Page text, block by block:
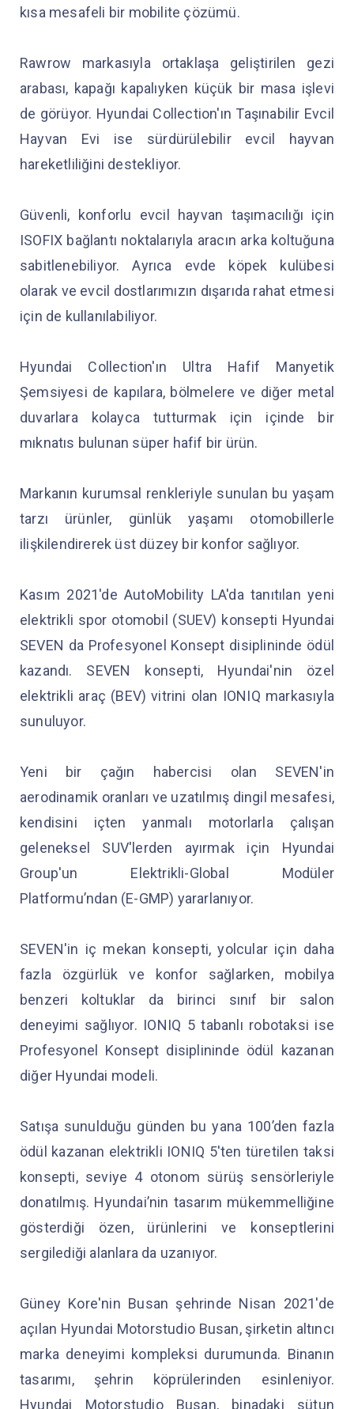
kısa mesafeli bir mobilite çözümü.
Rawrow markasıyla ortaklaşa geliştirilen gezi
arabası, kapağı kapalıyken küçük bir masa işlevi
de görüyor. Hyundai Collection'ın Taşınabilir Evcil
Hayvan Evi ise sürdürülebilir evcil hayvan
hareketliliğini destekliyor.
Güvenli, konforlu evcil hayvan taşımacılığı için
ISOFIX bağlantı noktalarıyla aracın arka koltuğuna
sabitlenebiliyor. Ayrıca evde köpek kulübesi
olarak ve evcil dostlarımızın dışarıda rahat etmesi
için de kullanılabiliyor.
Hyundai Collection'ın Ultra Hafif Manyetik
Şemsiyesi de kapılara, bölmelere ve diğer metal
duvarlara kolayca tutturmak için içinde bir
mıknatıs bulunan süper hafif bir ürün.
Markanın kurumsal renkleriyle sunulan bu yaşam
tarzı ürünler, günlük yaşamı otomobillerle
ilişkilendirerek üst düzey bir konfor sağlıyor.
Kasım 2021'de AutoMobility LA'da tanıtılan yeni
elektrikli spor otomobil (SUEV) konsepti Hyundai
SEVEN da Profesyonel Konsept disiplininde ödül
kazandı. SEVEN konsepti, Hyundai'nin özel
elektrikli araç (BEV) vitrini olan IONIQ markasıyla
sunuluyor.
Yeni bir çağın habercisi olan SEVEN'in
aerodinamik oranları ve uzatılmış dingil mesafesi,
kendisini içten yanmalı motorlarla çalışan
geleneksel SUV'lerden ayırmak için Hyundai
Group'un Elektrikli-Global Modüler
Platformu’ndan (E-GMP) yararlanıyor.
SEVEN'in iç mekan konsepti, yolcular için daha
fazla özgürlük ve konfor sağlarken, mobilya
benzeri koltuklar da birinci sınıf bir salon
deneyimi sağlıyor. IONIQ 5 tabanlı robotaksi ise
Profesyonel Konsept disiplininde ödül kazanan
diğer Hyundai modeli.
Satışa sunulduğu günden bu yana 100’den fazla
ödül kazanan elektrikli IONIQ 5'ten türetilen taksi
konsepti, seviye 4 otonom sürüş sensörleriyle
donatılmış. Hyundai’nin tasarım mükemmelliğine
gösterdiği özen, ürünlerini ve konseptlerini
sergilediği alanlara da uzanıyor.
Güney Kore'nin Busan şehrinde Nisan 2021'de
açılan Hyundai Motorstudio Busan, şirketin altıncı
marka deneyimi kompleksi durumunda. Binanın
tasarımı, şehrin köprülerinden esinleniyor.
Hyundai Motorstudio Busan, binadaki sütun